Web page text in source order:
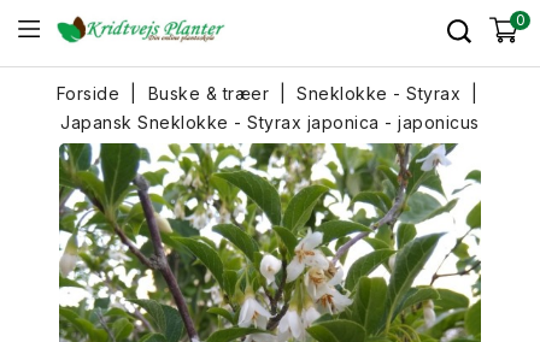
0
Forside Buske & træer
Sneklokke - Styrax
Japansk Sneklokke - Styrax japonica - japonicus